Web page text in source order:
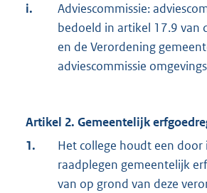
i.
Adviescommissie:
bedoeld in artikel 17.9 van
en de Verordening
adviescommissie
Artikel 2. Gemeentelijk
1.
Het college houdt een door
raadplegen gemeentelijk
van op grond van deze